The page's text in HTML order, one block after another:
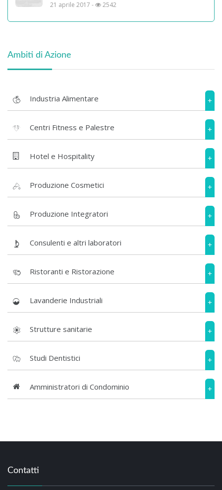
21 aprile 2017 - 2542
Ambiti di Azione
Industria Alimentare +
Centri Fitness e Palestre +
Hotel e Hospitality +
Produzione Cosmetici +
Produzione Integratori +
Consulenti e altri laboratori +
Ristoranti e Ristorazione +
Lavanderie Industriali +
Strutture sanitarie +
Studi Dentistici +
Amministratori di Condominio +
Contatti